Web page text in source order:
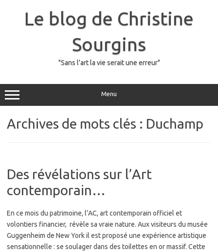
Le blog de Christine
Sourgins
"Sans l'art la vie serait une erreur"
Menu
Archives de mots clés : Duchamp
Des révélations sur l’Art
contemporain…
En ce mois du patrimoine, l’AC, art contemporain officiel et
volontiers financier, révèle sa vraie nature. Aux visiteurs du musée
Guggenheim de New York il est proposé une expérience artistique
sensationnelle : se soulager dans des toilettes en or massif. Cette